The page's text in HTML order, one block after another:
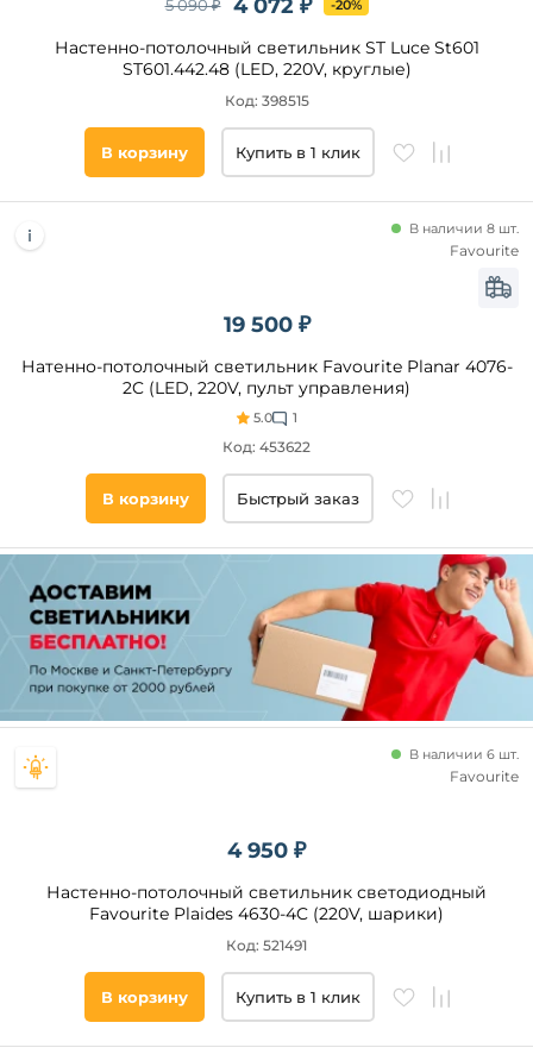
4 072 ₽
5 090 ₽ -20%
Настенно-потолочный светильник ST Luce St601
ST601.442.48 (LED, 220V, круглые)
Код: 398515
В корзину Купить в 1 клик
19 500 ₽
Натенно-потолочный светильник Favourite Planar 4076-
2C (LED, 220V, пульт управления)
5.0 1
В наличии 8 шт.
Код: 453622
Favourite
В корзину Быстрый заказ
4 950 ₽
Настенно-потолочный светильник светодиодный
Favourite Plaides 4630-4C (220V, шарики)
В наличии 6 шт.
Код: 521491
Favourite
В корзину Купить в 1 клик